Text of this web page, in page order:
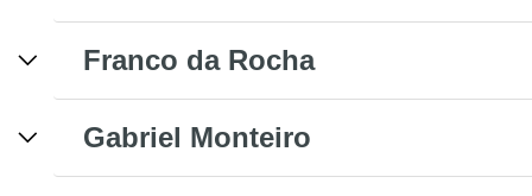
Franco da Rocha
Gabriel Monteiro